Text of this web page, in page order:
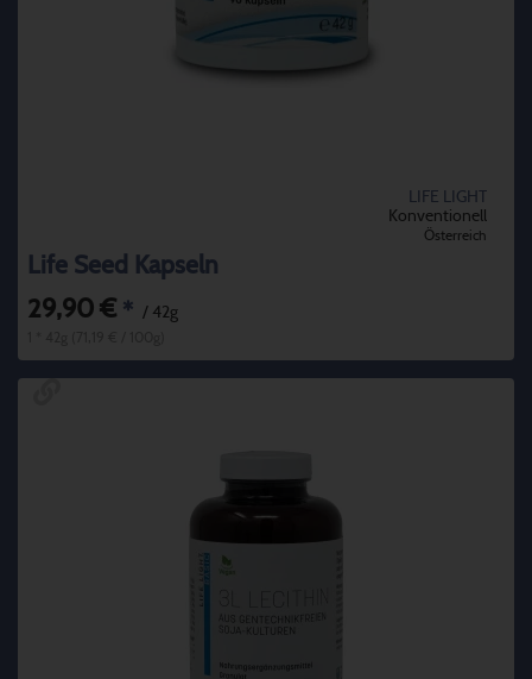
LIFE LIGHT
Konventionell
Österreich
Life Seed Kapseln
29,90 € * / 42g